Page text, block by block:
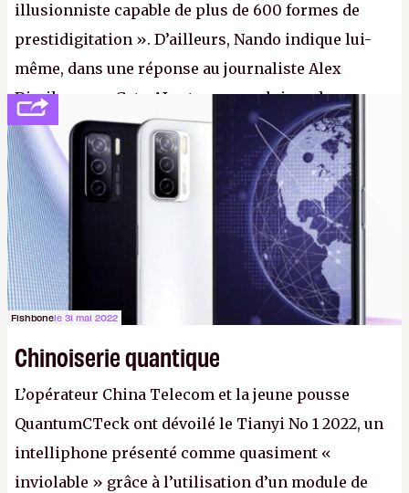
illusionniste capable de plus de 600 formes de
prestidigitation ». D’ailleurs, Nando indique lui-
même, dans une réponse au journaliste Alex
Dimikas, que Gato AI est « encore loin » de
prétendre réussir le célèbre test de Turing. (Crédit
photo : Pexels - Arthur Brognoli)
Fishbonele 31 mai 2022
Chinoiserie quantique
L’opérateur China Telecom et la jeune pousse
QuantumCTeck ont dévoilé le Tianyi No 1 2022, un
intelliphone présenté comme quasiment «
inviolable » grâce à l’utilisation d’un module de